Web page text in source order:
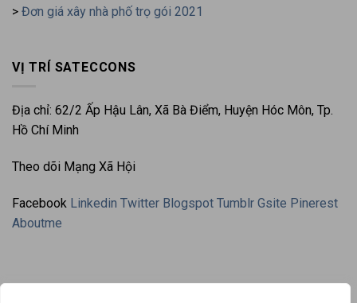
> Đơn giá xây nhà phố trọ gói 2021
VỊ TRÍ SATECCONS
Địa chỉ: 62/2 Ấp Hậu Lân, Xã Bà Điểm, Huyện Hóc Môn, Tp.
Hồ Chí Minh
Theo dõi Mạng Xã Hội
Facebook Linkedin Twitter Blogspot Tumblr Gsite Pinerest
Aboutme